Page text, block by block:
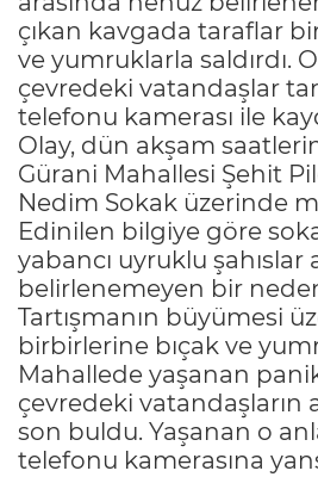
çıkan kavgada taraflar
ve yumruklarla saldırdı.
çevredeki vatandaşlar
telefonu kamerası ile
Olay, dün akşam
Gürani Mahallesi Şehit
Nedim Sokak üzerinde
Edinilen bilgiye göre
yabancı uyruklu şahıslar
belirlenemeyen bir
Tartışmanın büyümesi
birbirlerine bıçak ve
Mahallede yaşanan
çevredeki vatandaşların
son buldu. Yaşanan o
telefonu kamerasına